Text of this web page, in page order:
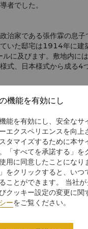
者でした。
治家である張作霖の息子
いた邸宅は1914年に建
に及びます。敷地内に
式、日本様式から成る4
Shenhe District,
クアウト
機能を有効にし
能を有効にし、安全なサ
エクスペリエンスを向上
タマイズするために本サ
「すべてを承諾する」を
用に同意したことになり
をクリックすると、いつ
ことができます。 当社
クッキー設定の変更に関
ーをご覧ください。